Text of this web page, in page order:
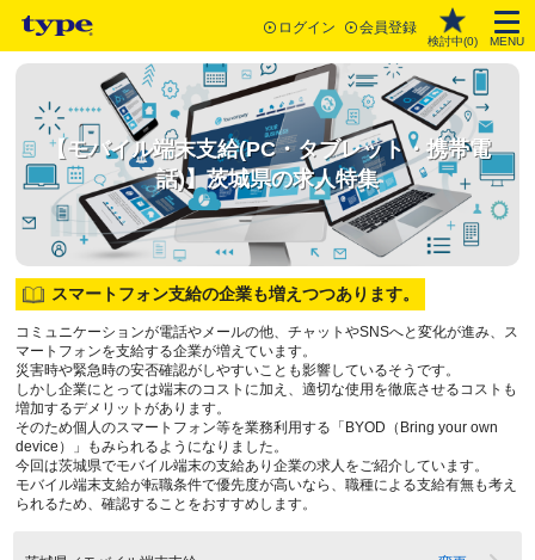
ログイン 会員登録
検討中(0) MENU
【モバイル端末支給(PC・タブレット・携帯電
話)】茨城県の求人特集
スマートフォン支給の企業も増えつつあります。
コミュニケーションが電話やメールの他、チャットやSNSへと変化が進み、ス
マートフォンを支給する企業が増えています。
災害時や緊急時の安否確認がしやすいことも影響しているそうです。
しかし企業にとっては端末のコストに加え、適切な使用を徹底させるコストも
増加するデメリットがあります。
そのため個人のスマートフォン等を業務利用する「BYOD（Bring your own
device）」もみられるようになりました。
今回は茨城県でモバイル端末の支給あり企業の求人をご紹介しています。
モバイル端末支給が転職条件で優先度が高いなら、職種による支給有無も考え
られるため、確認することをおすすめします。